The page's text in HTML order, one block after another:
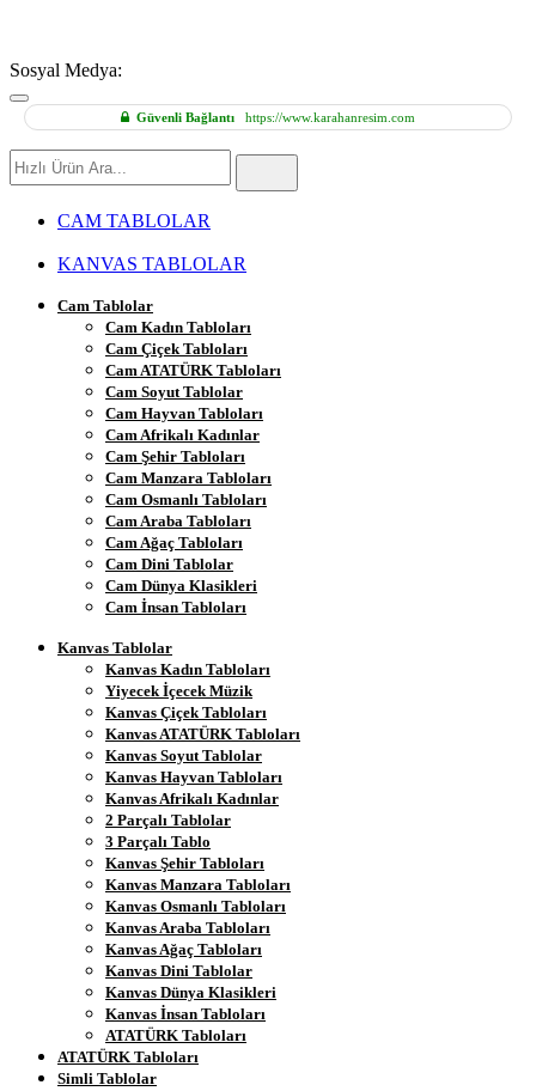
Sosyal Medya:
Güvenli Bağlantı https://www.karahanresim.com
Hızlı
Ürün
CAM TABLOLAR
KANVAS TABLOLAR
Cam Tablolar
Cam Kadın Tabloları
Cam Çiçek Tabloları
Cam ATATÜRK Tabloları
Cam Soyut Tablolar
Cam Hayvan Tabloları
Cam Afrikalı Kadınlar
Cam Şehir Tabloları
Cam Manzara Tabloları
Cam Osmanlı Tabloları
Cam Araba Tabloları
Cam Ağaç Tabloları
Cam Dini Tablolar
Cam Dünya Klasikleri
Cam İnsan Tabloları
Kanvas Tablolar
Kanvas Kadın Tabloları
Yiyecek İçecek Müzik
Kanvas Çiçek Tabloları
Kanvas ATATÜRK Tabloları
Kanvas Soyut Tablolar
Kanvas Hayvan Tabloları
Kanvas Afrikalı Kadınlar
2 Parçalı Tablolar
3 Parçalı Tablo
Kanvas Şehir Tabloları
Kanvas Manzara Tabloları
Kanvas Osmanlı Tabloları
Kanvas Araba Tabloları
Kanvas Ağaç Tabloları
Kanvas Dini Tablolar
Kanvas Dünya Klasikleri
Kanvas İnsan Tabloları
ATATÜRK Tabloları
ATATÜRK Tabloları
Simli Tablolar